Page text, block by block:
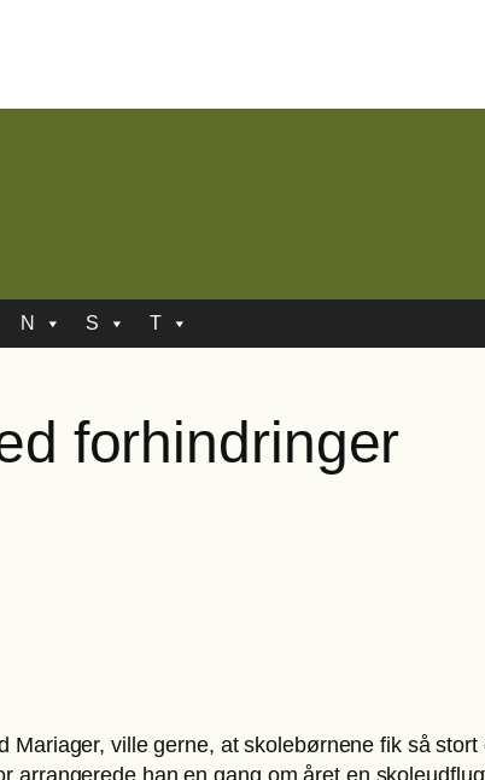
N S T
forhindringer
ville gerne, at skolebørnene fik så stort
arrangerede han en gang om året en